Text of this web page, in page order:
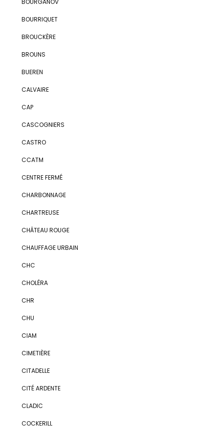
BOURGANOV
BOURRIQUET
BROUCKÈRE
BROUNS
BUEREN
CALVAIRE
CAP
CASCOGNIERS
CASTRO
CCATM
CENTRE FERMÉ
CHARBONNAGE
CHARTREUSE
CHÂTEAU ROUGE
CHAUFFAGE URBAIN
CHC
CHOLÉRA
CHR
CHU
CIAM
CIMETIÈRE
CITADELLE
CITÉ ARDENTE
CLADIC
COCKERILL